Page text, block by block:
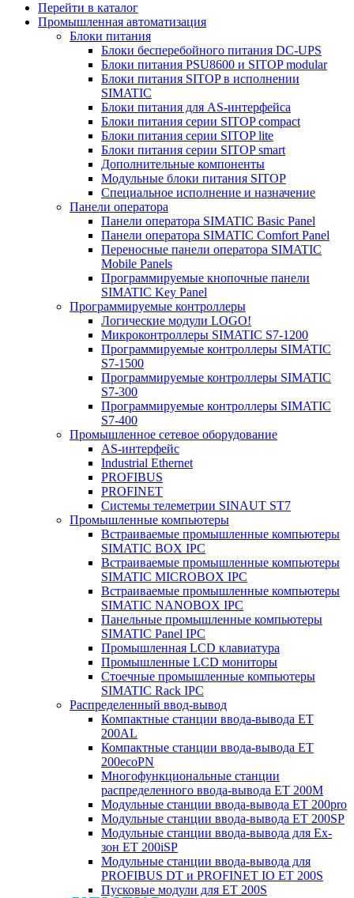
Перейти в каталог
Промышленная автоматизация
Блоки питания
Блоки бесперебойного питания DC-UPS
Блоки питания PSU8600 и SITOP modular
Блоки питания SITOP в исполнении
SIMATIC
Блоки питания для AS-интерфейса
Блоки питания серии SITOP compact
Блоки питания серии SITOP lite
Блоки питания серии SITOP smart
Дополнительные компоненты
Модульные блоки питания SITOP
Специальное исполнение и назначение
Панели оператора
Панели оператора SIMATIC Basic Panel
Панели оператора SIMATIC Comfort Panel
Переносные панели оператора SIMATIC
Mobile Panels
Программируемые кнопочные панели
SIMATIC Key Panel
Программируемые контроллеры
Логические модули LOGO!
Микроконтроллеры SIMATIC S7-1200
Программируемые контроллеры SIMATIC
S7-1500
Программируемые контроллеры SIMATIC
S7-300
Программируемые контроллеры SIMATIC
S7-400
Промышленное сетевое оборудование
AS-интерфейс
Industrial Ethernet
PROFIBUS
PROFINET
Системы телеметрии SINAUT ST7
Промышленные компьютеры
Встраиваемые промышленные компьютеры
SIMATIC BOX IPC
Встраиваемые промышленные компьютеры
SIMATIC MICROBOX IPC
Встраиваемые промышленные компьютеры
SIMATIC NANOBOX IPC
Панельные промышленные компьютеры
SIMATIC Panel IPC
Промышленная LCD клавиатура
Промышленные LCD мониторы
Стоечные промышленные компьютеры
SIMATIC Rack IPC
Распределенный ввод-вывод
Компактные станции ввода-вывода ET
200AL
Компактные станции ввода-вывода ET
200ecoPN
Многофункциональные станции
распределенного ввода-вывода ET 200M
Модульные станции ввода-вывода ET 200pro
Модульные станции ввода-вывода ET 200SP
Модульные станции ввода-вывода для Ex-
зон ET 200iSP
Модульные станции ввода-вывода для
PROFIBUS DT и PROFINET IO ET 200S
Пусковые модули для ET 200S